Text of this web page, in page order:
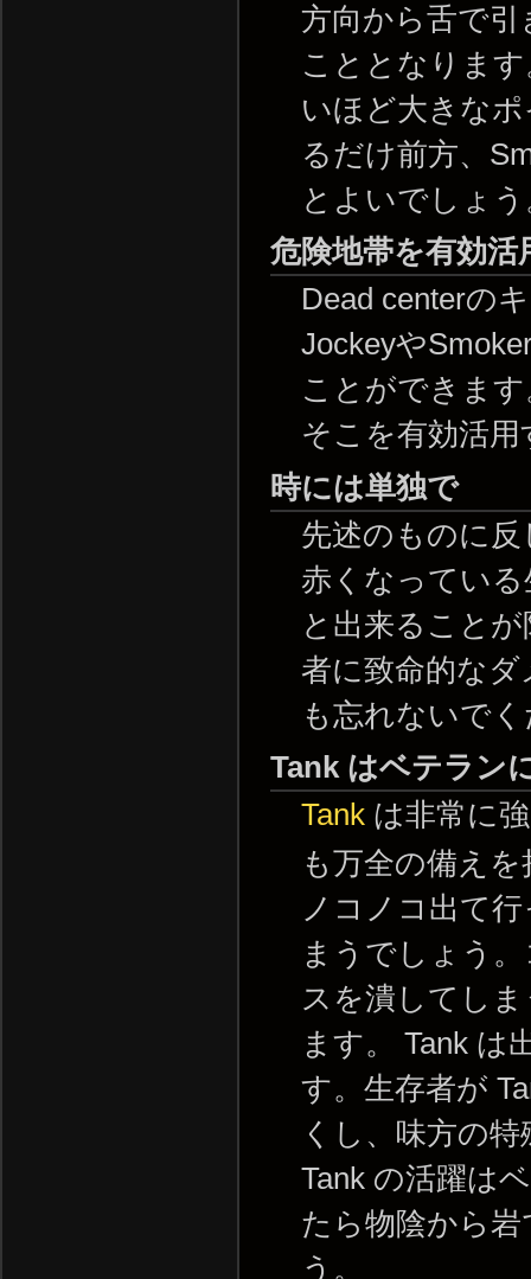
方向から舌で
こととなりま
いほど大きな
るだけ前方、
とよいでしょう
危険地帯を有効活
Dead centerの
Jockeyや
ことができま
そこを有効活
時には単独で
先述のものに
赤くなってい
と出来ること
者に致命的な
も忘れないで
Tank はベテラン
Tank は非常に
も万全の備え
ノコノコ出て
まうでしょう
スを潰してし
ます。 Tank は
す。生存者が
くし、味方の
Tank の活躍は
たら物陰から
う。